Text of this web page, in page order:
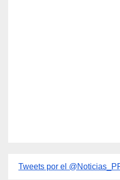
Tweets por el